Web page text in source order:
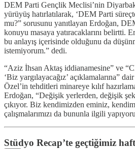
DEM Parti Gençlik Meclisi’nin
yürüyüş hatırlatılarak, ‘DEM Parti
mu?” sorusunu yanıtlayan Erdoğan,
konuyu masaya yatıracaklarını belirtti.
bu anlayış içerisinde olduğunu da
istemiyorum.” dedi.
“Aziz İhsan Aktaş iddianamesine” ve
‘Biz yargılayacağız’ açıklamalarına”
Özel’in tehditleri minareye kılıf
Erdoğan, “Değişik yerlerden, değişik
çıkıyor. Biz kendimizden eminiz,
çalışmalarımızı da bununla ilgili
Stüdyo Recap’te geçtiğimiz